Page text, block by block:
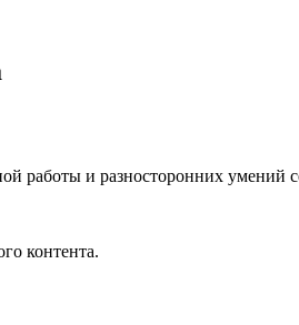
работы и разносторонних умений
контента.